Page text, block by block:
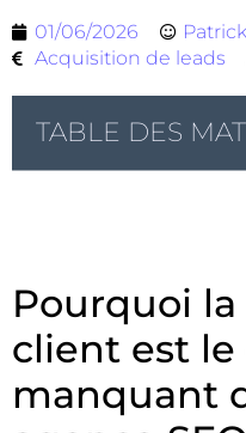
01/06/2026
Acquisition de leads
TABLE DES
Pourquoi
client est le
manquant